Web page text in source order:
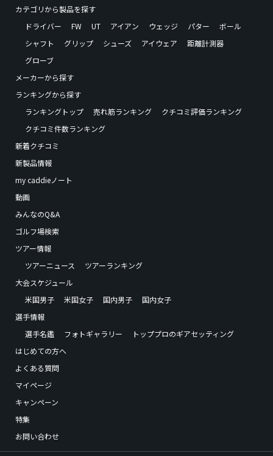
カテゴリから製品を探す
ドライバー
FW UT アイアン ウェッジ パター
ボール
シャフト
グリップ シューズ アイウェア
距離計測器
グローブ
メーカーから探す
ランキングから探す
ランキングトップ
売れ筋ランキング
クチコミ評価ランキング
クチコミ件数ランキング
新着クチコミ
新製品情報
my caddieノート
動画
みんなのQ&A
ゴルフ場検索
ツアー情報
ツアーニュース
ツアーランキング
大会スケジュール
米国男子
米国女子 国内男子
国内女子
選手情報
選手名鑑
フォトギャラリー
トッププロのギアセッティング
はじめての方へ
よくある質問
マイページ
キャンペーン
特集
お問い合わせ